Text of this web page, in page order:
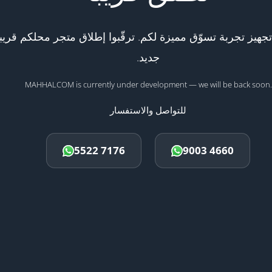
تجربة تسوّق مميزة لكم. ترقّبوا إطلاق متجر محلكم
جديد.
MAHHALCOM is currently under development — we will be back soon.
للتواصل والاستفسار
5522 7176 9003 4660